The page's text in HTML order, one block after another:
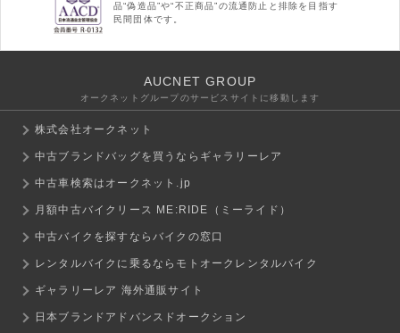
品“偽造品”や“不正商品”の流通防止と排除を目指す
民間団体です。
AUCNET GROUP
オークネットグループのサービスサイトに移動します
株式会社オークネット
中古ブランドバッグを買うならギャラリーレア
中古車検索はオークネット.jp
月額中古バイクリース ME:RIDE（ミーライド）
中古バイクを探すならバイクの窓口
レンタルバイクに乗るならモトオークレンタルバイク
ギャラリーレア 海外通販サイト
日本ブランドアドバンスドオークション